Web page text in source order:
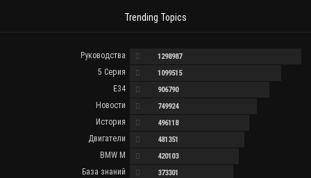
Trending Topics
Руководства 1298987
5 Серия 1099515
E34 906790
Новости 749924
История 496118
Двигатели 481351
BMW M 420103
База знаний 373301